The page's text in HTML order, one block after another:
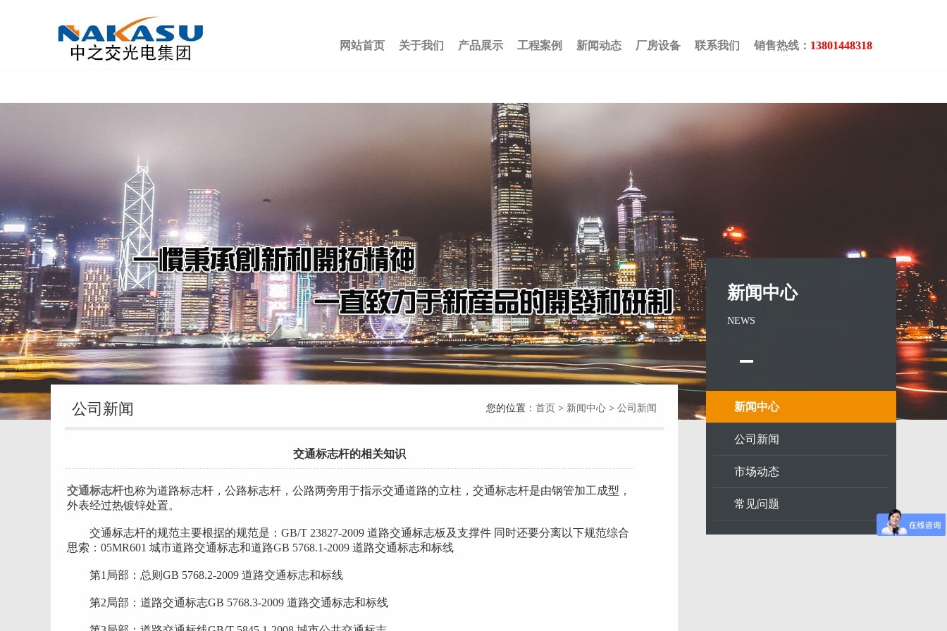
网站首页 关于我们 产品展示 工程案例 新闻动态 厂房设备 联系我们 销售热线： 13801448318
公司新闻 您的位置： 首页 > 新闻中心 > 公司新闻
交通标志杆的相关知识
交通标志杆也称为道路标志杆，公路标志杆，公路两旁用于指示交通道路的立柱，交通标志杆是由钢管加工成型，
外表经过热镀锌处置。
交通标志杆的规范主要根据的规范是：GB/T 23827-2009 道路交通标志板及支撑件 同时还要分离以下规范综合
思索：05MR601 城市道路交通标志和道路GB 5768.1-2009 道路交通标志和标线
第1局部：总则GB 5768.2-2009 道路交通标志和标线
第2局部：道路交通标志GB 5768.3-2009 道路交通标志和标线
新闻中心
NEWS
新闻中心
公司新闻
市场动态
常见问题